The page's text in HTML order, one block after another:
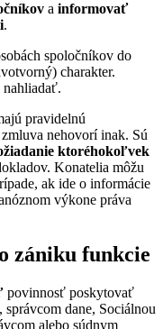
a informovať
.
spoločníkov do
charakter.
nahliadať.
pravidelnú
nehovorí inak. Sú
ktoréhokoľvek
Konatelia môžu
ak ide o informácie
výkone práva
zániku funkcie
povinnosť poskytovať
dane, Sociálnou
alebo súdnym